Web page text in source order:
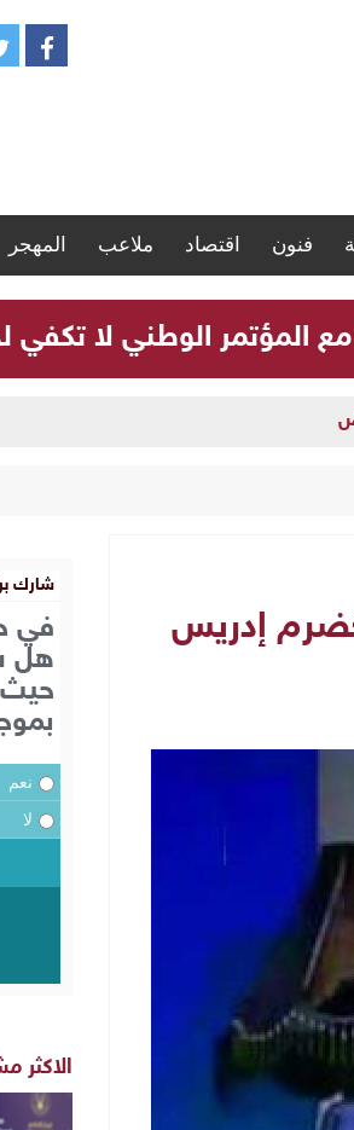
فنون اقتصاد ملاعب المهجر
المؤتمر الوطني لا تكفي
إدريس
شارك
في
هل
حيث
نعم
لا
الاكثر